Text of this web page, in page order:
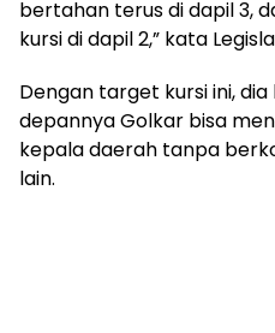
bertahan terus di dapil 3,
kursi di dapil 2,” kata
Dengan target kursi ini,
depannya Golkar bisa
kepala daerah tanpa
lain.